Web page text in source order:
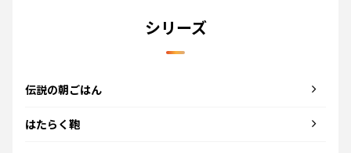
シリーズ
伝説の朝ごはん
はたらく鞄